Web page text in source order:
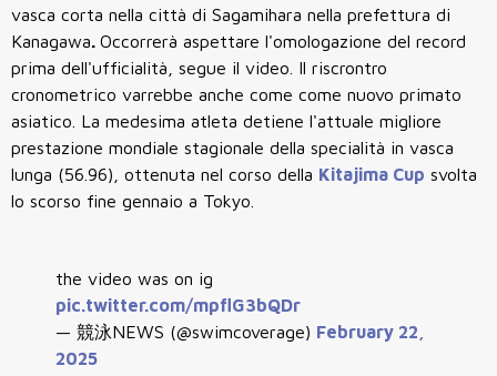
vasca corta nella città di Sagamihara nella prefettura di
Kanagawa. Occorrerà aspettare l'omologazione del record
prima dell'ufficialità, segue il video. Il riscrontro
cronometrico varrebbe anche come come nuovo primato
asiatico. La medesima atleta detiene l'attuale migliore
prestazione mondiale stagionale della specialità in vasca
lunga (56.96), ottenuta nel corso della Kitajima Cup svolta
lo scorso fine gennaio a Tokyo.
the video was on ig
pic.twitter.com/mpflG3bQDr
— 競泳NEWS (@swimcoverage) February 22,
2025